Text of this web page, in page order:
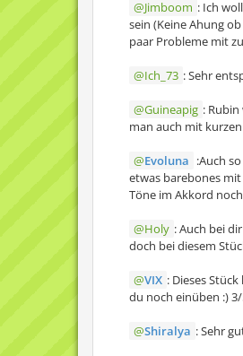
Jimboom : Ich
sein (Keine Ahung
paar Probleme mit
Ich_73 : Sehr
Guineapig :
man auch mit
Evoluna :Auch
etwas barebones
Töne im Akkord
Holy : Auch bei
doch bei diesem
VIX : Dieses
du noch einüben :)
Shiralya : Sehr